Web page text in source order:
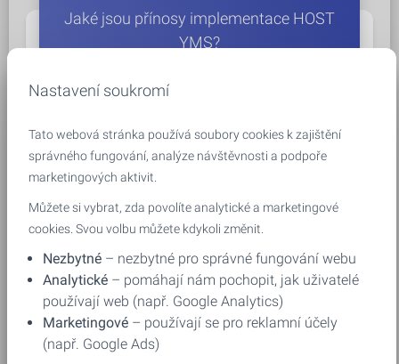
Jaké jsou přínosy implementace HOST
YMS?
Hlavními přínosy jsou kratší čekací doby vozidel, lepší
nad procesy a zlepšení bezpečnosti.
Snižuje YMS čekací dobu nákladních
vozidel?
Ano, díky plánování a řízení provozu. HOST YMS eliminuje
Nastavení soukromí
Tato webová stránka používá soubory cookies k zajištění
správného fungování, analýze návštěvnosti a podpoře
marketingových aktivit.
Můžete si vybrat, zda povolíte analytické a marketingové
cookies. Svou volbu můžete kdykoli změnit.
Nezbytné – nezbytné pro správné fungování webu
Analytické – pomáhají nám pochopit, jak uživatelé
používají web (např. Google Analytics)
Marketingové – používají se pro reklamní účely
(např. Google Ads)